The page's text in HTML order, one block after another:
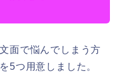
面で悩んでしまう方
5つ用意しました。